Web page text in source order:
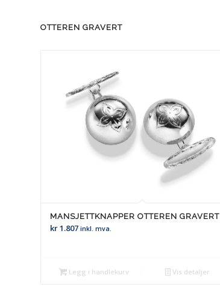
OTTEREN GRAVERT
MANSJETTKNAPPER OTTEREN GRAVERT
kr1.807 inkl. mva.
Legg i handlekurv Vis detaljer